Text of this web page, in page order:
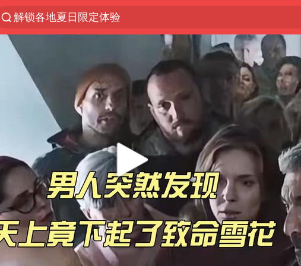
解锁各地夏日限定体验
西湖突现狂风暴雨 游客瞬间被浇透
美国出手托日元背后
金饰克价一夜涨回1300元
视频丨中国东方电气集团原党组副书记、董事宋致远被查
几元成本的AI广告导致千万市值蒸发
白海豚将正面袭击贯穿浙江
多家A股公司收到美国关税退款
浙江台州《告全体市民书》
酒店回应车内过夜被收150元